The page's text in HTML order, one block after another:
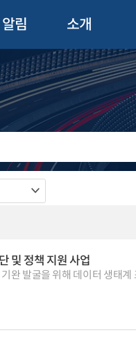
알림 소개
및 정책 지원 사업
완 발굴을 위해 데이터 생태